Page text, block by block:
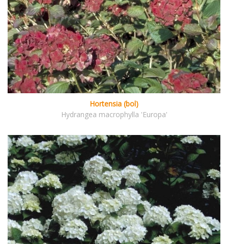
Hortensia (bol)
Hydrangea macrophylla 'Europa'